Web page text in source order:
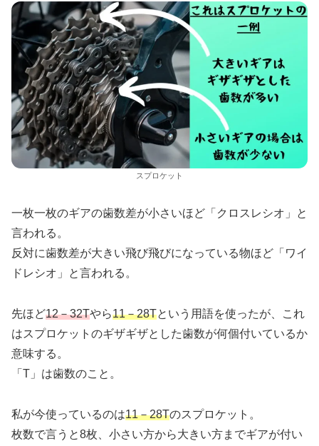
スプロケット
一枚一枚のギアの歯数差が小さいほど「クロスレシオ」と
言われる。
反対に歯数差が大きい飛び飛びになっている物ほど「ワイ
ドレシオ」と言われる。
先ほど12－32Tやら11－28Tという用語を使ったが、これ
はスプロケットのギザギザとした歯数が何個付いているか
意味する。
「T」は歯数のこと。
私が今使っているのは11－28Tのスプロケット。
枚数で言うと8枚、小さい方から大きい方までギアが付い